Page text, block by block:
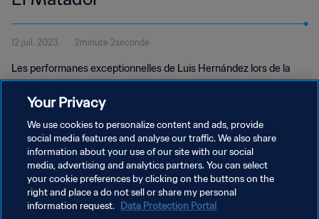
12 juil. 2023 2minute 2seconde
Les performanes exceptionnelles de Luis Hernández lors de la
Coupe du Monde de la FIFA 1998™ - des prestations qui
résonnent à travers le temps et qui ont inspiré des générations de
POLITIQUE DE CONFIDENTIALITÉ
Your Privacy
We use cookies to personalize content and ads, provide
social media features and analyse our traffic. We also share
information about your use of our site with our social
media, advertising and analytics partners. You can select
your cookie preferences by clicking on the buttons on the
right and place a do not sell or share my personal
information request. Data Protection Portal